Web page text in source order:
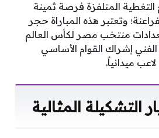
المتلفزة فرصة ثمينة
وتعتبر هذه المباراة حجر
منتخب مصر لكأس العالم
الفني إشراك القوام الأساسي
ميدانياً.
التشكيلة المثالية